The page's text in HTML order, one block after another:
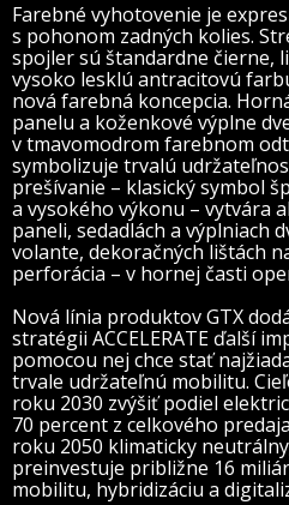
Farebné vyhotovenie je
s pohonom zadných kolies.
spojler sú štandardne čierne,
vysoko lesklú antracitovú
nová farebná koncepcia.
panelu a koženkové výplne
v tmavomodrom farebnom
symbolizuje trvalú
prešívanie – klasický symbol
a vysokého výkonu – vytvára
paneli, sedadlách a výplniach
volante, dekoračných lištách
perforácia – v hornej časti
Nová línia produktov GTX
stratégii ACCELERATE ďalší
pomocou nej chce stať
trvale udržateľnú mobilitu.
roku 2030 zvýšiť podiel
70 percent z celkového
roku 2050 klimaticky
preinvestuje približne 16
mobilitu, hybridizáciu a